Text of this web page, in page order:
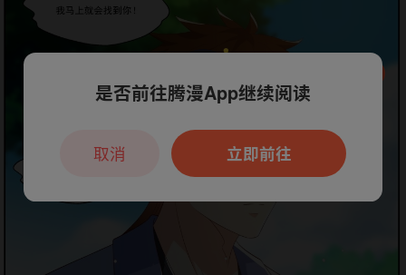
本章节仅支持App阅读，可打开App新用
户7天免费看
是否前往腾漫App继续阅读
立即前往
取消